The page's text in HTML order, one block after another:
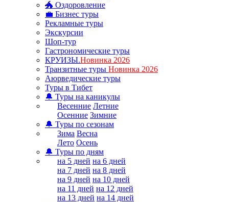
🐲 Оздоровление
💼 Бизнес туры
Рекламные туры
Экскурсии
Шоп-тур
Гастрономические туры
КРУИЗЫ.Новинка 2026
Транзитные туры Новинка 2026
Аюрведические туры
Туры в Тибет
🔔 Туры на каникулы
Весенние Летние
Осенние Зимние
🔔 Туры по сезонам
Зима Весна
Лето Осень
🔔 Туры по дням
на 5 дней на 6 дней
на 7 дней на 8 дней
на 9 дней на 10 дней
на 11 дней на 12 дней
на 13 дней на 14 дней